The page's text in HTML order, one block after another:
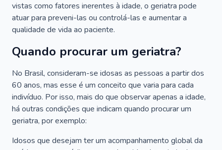
vistas como fatores inerentes à idade, o geriatra pode
atuar para preveni-las ou controlá-las e aumentar a
qualidade de vida ao paciente.
Quando procurar um geriatra?
No Brasil, consideram-se idosas as pessoas a partir dos
60 anos, mas esse é um conceito que varia para cada
indivíduo. Por isso, mais do que observar apenas a idade,
há outras condições que indicam quando procurar um
geriatra, por exemplo:
Idosos que desejam ter um acompanhamento global da